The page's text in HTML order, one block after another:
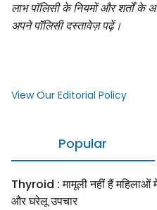
लाभ पॉलिसी के नियमों और शर्तों के
अपने पॉलिसी दस्तावेज़ पढ़ें।
View Our Editorial Policy
Popular
Thyroid : मामूली नहीं हैं महिलाओं
और घरेलू उपचार